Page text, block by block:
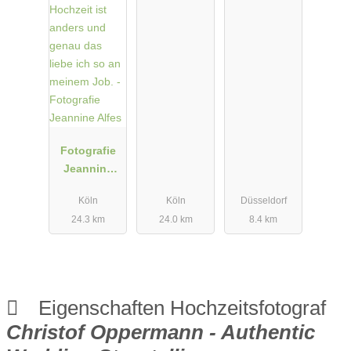
Fotografie
Jeannine
Köln
24.3 km
Köln
24.0 km
Düsseldorf
8.4 km
Eigenschaften Hochzeitsfotograf
Christof Oppermann - Authentic